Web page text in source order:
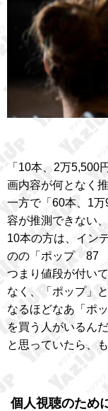
「10本、2万5,500
画内容が何となく
一方で「60本、1
容が推測できない
10本の方は、イン
のの「ポップ 87 2
つまり値段が付い
なく、「ポップ」
なるほどなあ「ポ
を買う人がいるんだ
と思っていたら、
個人視聴のため